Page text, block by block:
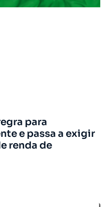
para
e passa a exigir
renda de